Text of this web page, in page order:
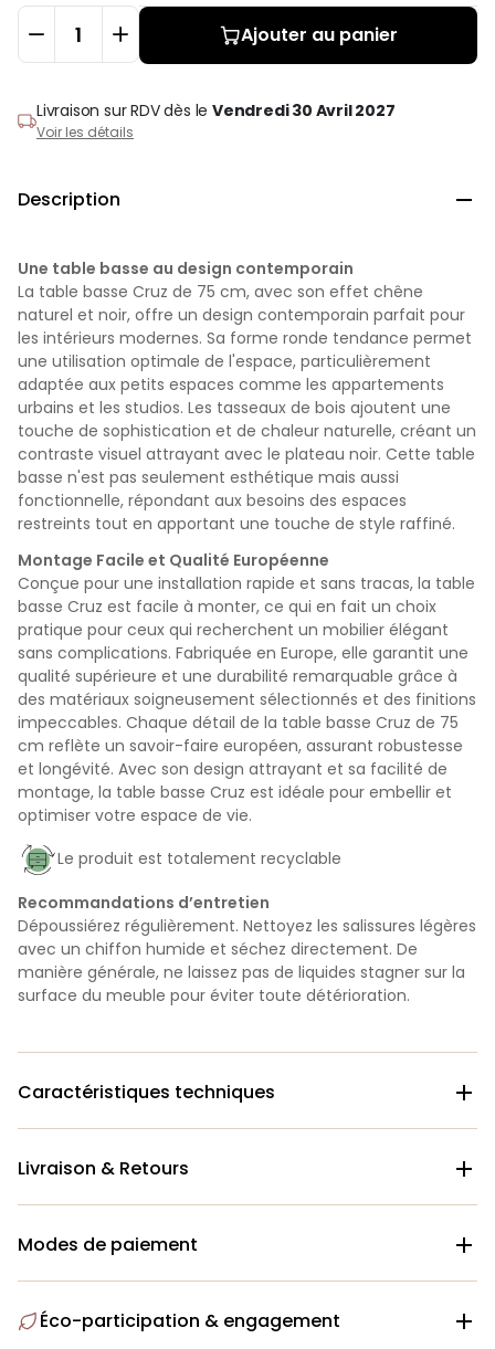
Ajouter au panier
Livraison sur RDVdès leVendredi 30 Avril 2027
Voir les détails
Description 
Une table basse au design contemporain
La table basse Cruz de 75 cm, avec son effet chêne
naturel et noir, offre un design contemporain parfait pour
les intérieurs modernes. Sa forme ronde tendance permet
une utilisation optimale de l'espace, particulièrement
adaptée aux petits espaces comme les appartements
urbains et les studios. Les tasseaux de bois ajoutent une
touche de sophistication et de chaleur naturelle, créant un
contraste visuel attrayant avec le plateau noir. Cette table
basse n'est pas seulement esthétique mais aussi
fonctionnelle, répondant aux besoins des espaces
restreints tout en apportant une touche de style raffiné.
Montage Facile et Qualité Européenne
Conçue pour une installation rapide et sans tracas, la table
basse Cruz est facile à monter, ce qui en fait un choix
pratique pour ceux qui recherchent un mobilier élégant
sans complications. Fabriquée en Europe, elle garantit une
qualité supérieure et une durabilité remarquable grâce à
des matériaux soigneusement sélectionnés et des finitions
impeccables. Chaque détail de la table basse Cruz de 75
cm reflète un savoir-faire européen, assurant robustesse
et longévité. Avec son design attrayant et sa facilité de
montage, la table basse Cruz est idéale pour embellir et
optimiser votre espace de vie.
Le produit est totalement recyclable
Recommandations d’entretien
Dépoussiérez régulièrement. Nettoyez les salissures légères
avec un chiffon humide et séchez directement. De
manière générale, ne laissez pas de liquides stagner sur la
surface du meuble pour éviter toute détérioration.
Caractéristiques techniques 
Livraison & Retours 
Modes de paiement 
Éco-participation & engagement 